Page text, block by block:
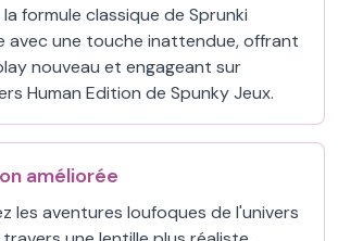
la formule classique de Sprunki
avec une touche inattendue, offrant
nouveau et engageant sur
Human Edition de Spunky Jeux.
améliorée
les aventures loufoques de l'univers